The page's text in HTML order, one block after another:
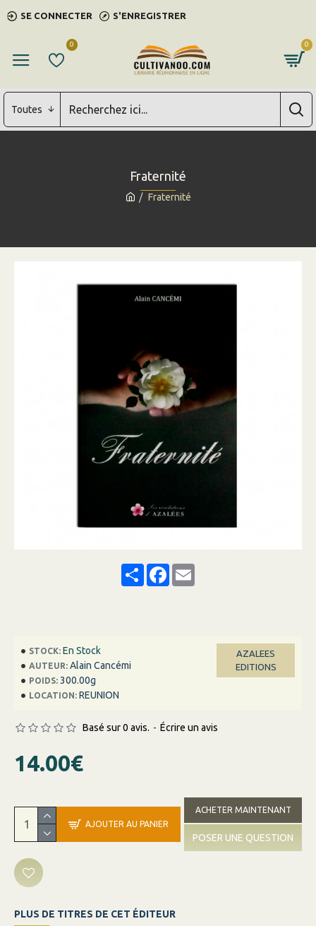
SE CONNECTER S'ENREGISTRER
0 0
Toutes
Fraternité
Fraternité
ShareFacebook
Email
STOCK: En Stock
AUTEUR: Alain Cancémi
POIDS: 300.00g
LOCATION: REUNION
AZALEES
EDITIONS
Basé sur 0 avis. - Écrire un avis
14.00€
AJOUTER AU PANIER
ACHETER MAINTENANT
POSER UNE QUESTION
PLUS DE TITRES DE CET ÉDITEUR